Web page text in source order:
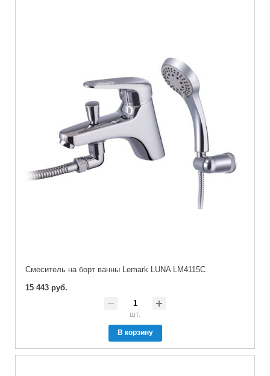
Cмеситель на борт ванны Lemark LUNA LM4115C
15 443 руб.
шт.
В корзину